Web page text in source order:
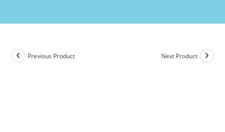
Previous Product Next Product